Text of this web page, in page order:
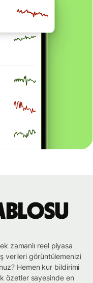
zamanlı reel piyasa
verileri görüntülemenizi
Hemen kur bildirimi
özetler sayesinde en